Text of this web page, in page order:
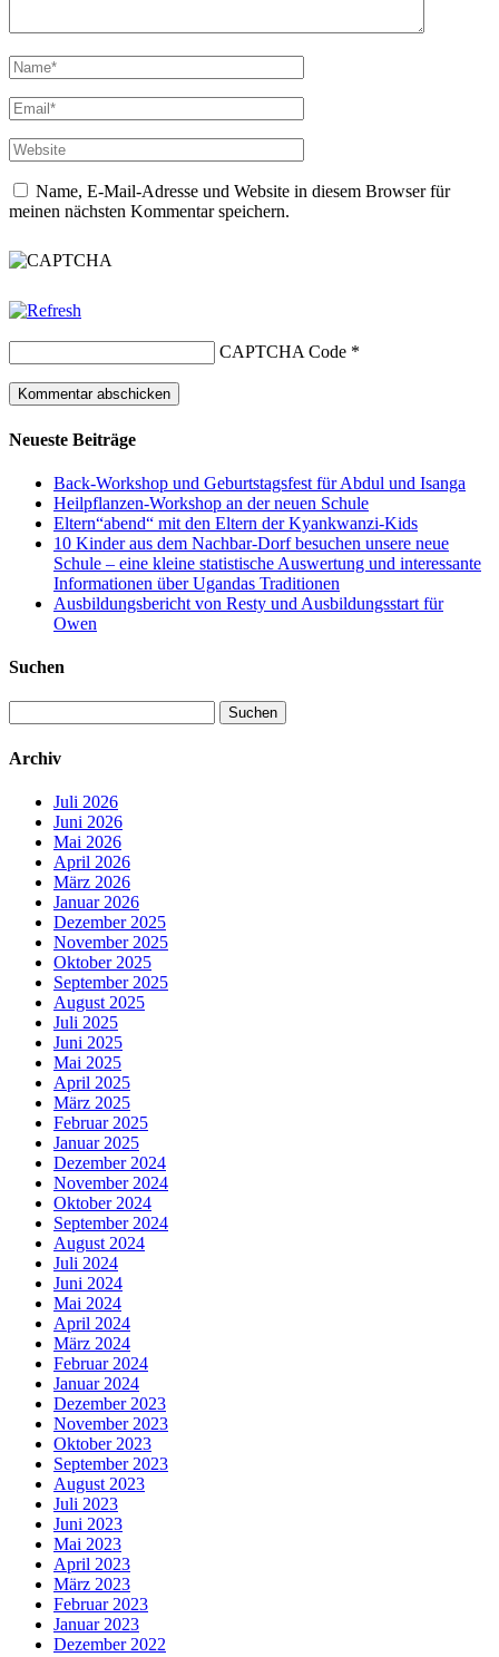
Name, E-Mail-Adresse und Website in diesem Browser für
meinen nächsten Kommentar speichern.
CAPTCHA Code *
Neueste Beiträge
Back-Workshop und Geburtstagsfest für Abdul und Isanga
Heilpflanzen-Workshop an der neuen Schule
Eltern“abend“ mit den Eltern der Kyankwanzi-Kids
10 Kinder aus dem Nachbar-Dorf besuchen unsere neue
Schule – eine kleine statistische Auswertung und interessante
Informationen über Ugandas Traditionen
Ausbildungsbericht von Resty und Ausbildungsstart für
Owen
Suchen
nach:
Archiv
Juli 2026
Juni 2026
Mai 2026
April 2026
März 2026
Januar 2026
Dezember 2025
November 2025
Oktober 2025
September 2025
August 2025
Juli 2025
Juni 2025
Mai 2025
April 2025
März 2025
Februar 2025
Januar 2025
Dezember 2024
November 2024
Oktober 2024
September 2024
August 2024
Juli 2024
Juni 2024
Mai 2024
April 2024
März 2024
Februar 2024
Januar 2024
Dezember 2023
November 2023
Oktober 2023
September 2023
August 2023
Juli 2023
Juni 2023
Mai 2023
April 2023
März 2023
Februar 2023
Januar 2023
Dezember 2022